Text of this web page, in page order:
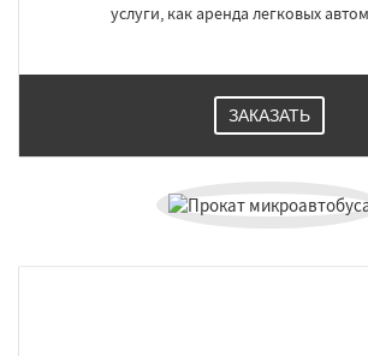
услуги, как аренда легковых
ЗАКАЗАТЬ